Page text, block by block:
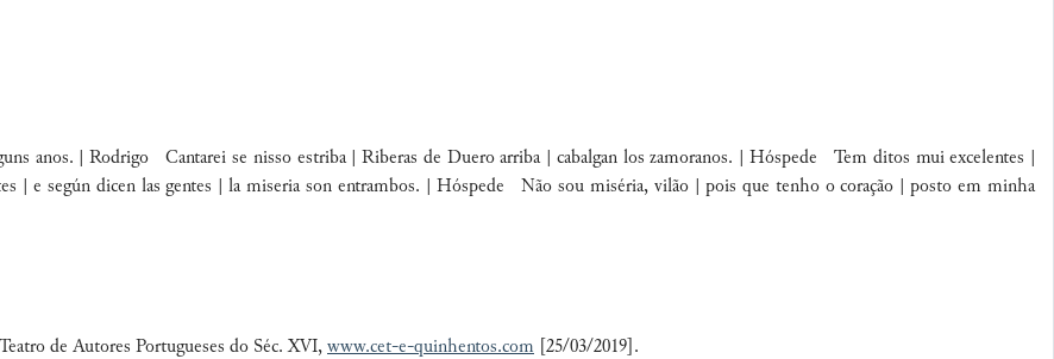
anos. | Rodrigo Cantarei se nisso estriba | Riberas de Duero arriba | cabalgan los zamoranos. | Hóspede Tem ditos mui excelentes |
según dicen las gentes | la miseria son entrambos. | Hóspede Não sou miséria, vilão | pois que tenho o coração | posto em minha
de Autores Portugueses do Séc. XVI, www.cet-e-quinhentos.com [25/03/2019].